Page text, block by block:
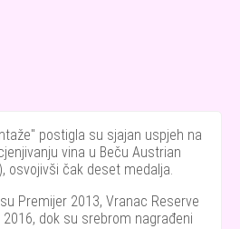
postigla su sjajan uspjeh na
vina u Beču Austrian
osvojivši čak deset medalja.
Premijer 2013, Vranac Reserve
dok su srebrom nagrađeni